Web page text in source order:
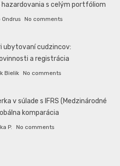
s celým portfóliom
Ondrus No comments
ubytovaní cudzincov:
a registrácia
Bielik No comments
v súlade s IFRS (Medzinárodné
komparácia
P. No comments